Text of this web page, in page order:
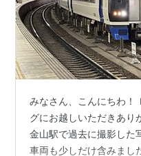
みなさん、こんにちわ！
グにお越しいただきあり
金山駅で過去に撮影した
車両も少しだけ含みまし